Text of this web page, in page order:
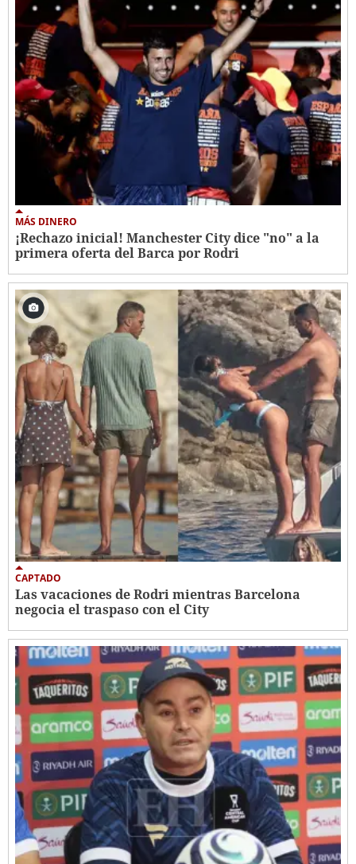
MÁS DINERO
¡Rechazo inicial! Manchester City dice "no" a la
primera oferta del Barca por Rodri
CAPTADO
Las vacaciones de Rodri mientras Barcelona
negocia el traspaso con el City